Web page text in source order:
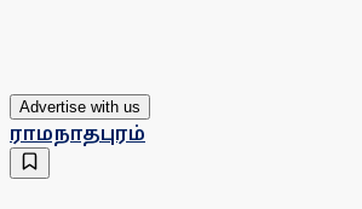
Advertise with us
ராமநாதபுரம்